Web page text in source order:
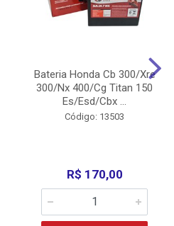
Bateria Honda Cb 300/Xre
300/Nx 400/Cg Titan 150
Es/Esd/Cbx ...
Código: 13503
R$ 170,00